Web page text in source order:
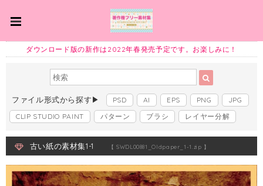
ダウンロード版の新作は2022年春発売予定です。お楽しみに！
ファイル形式から探す▶ PSD AI EPS PNG
JPG
CLIP STUDIO PAINT
パターン ブラシ レイヤー分解
古い紙の素材集1-1 【 SWDL00881_Oldpaper_1-1.zip 】